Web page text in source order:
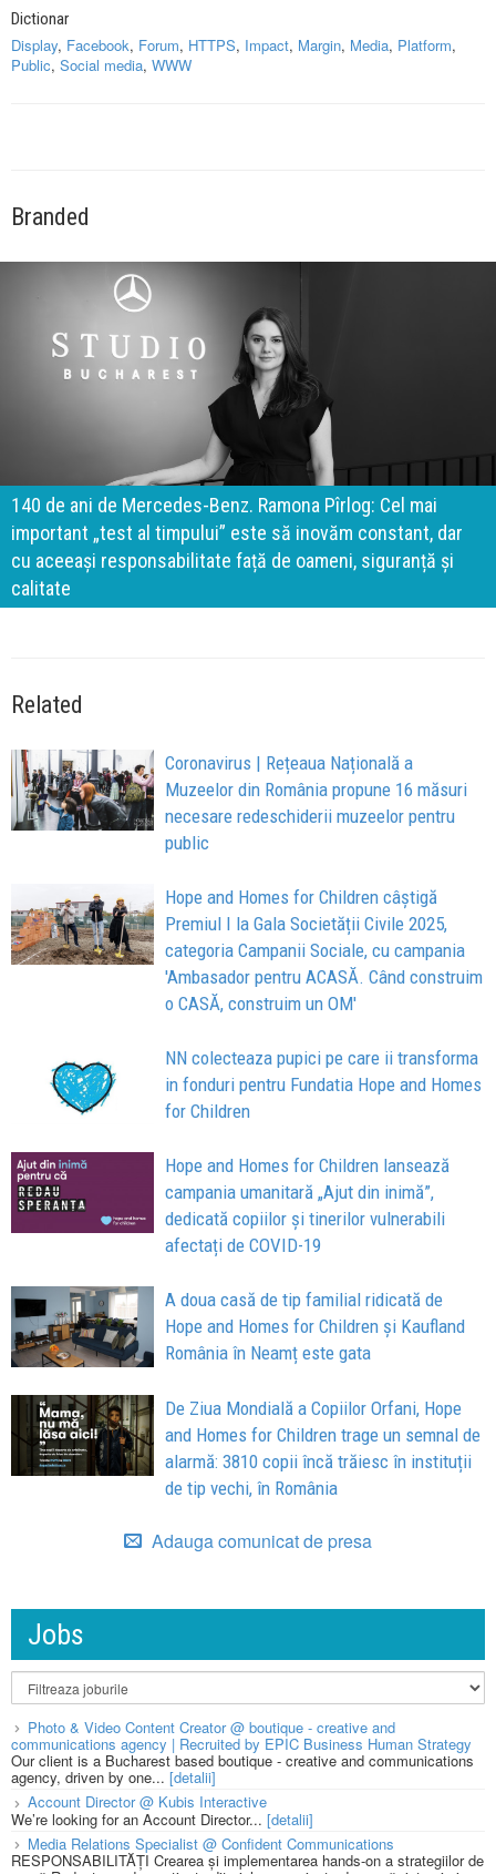
Dictionar
Display, Facebook, Forum, HTTPS, Impact, Margin, Media, Platform,
Public, Social media, WWW
Branded
140 de ani de Mercedes-Benz. Ramona Pîrlog: Cel mai
important „test al timpului” este să inovăm constant, dar
cu aceeași responsabilitate față de oameni, siguranță și
calitate
Related
Coronavirus | Rețeaua Națională a
Muzeelor din România propune 16 măsuri
necesare redeschiderii muzeelor pentru
public
Hope and Homes for Children câștigă
Premiul I la Gala Societății Civile 2025,
categoria Campanii Sociale, cu campania
'Ambasador pentru ACASĂ. Când construim
o CASĂ, construim un OM'
NN colecteaza pupici pe care ii transforma
in fonduri pentru Fundatia Hope and Homes
for Children
Hope and Homes for Children lansează
campania umanitară „Ajut din inimă”,
dedicată copiilor și tinerilor vulnerabili
afectați de COVID-19
A doua casă de tip familial ridicată de
Hope and Homes for Children și Kaufland
România în Neamț este gata
De Ziua Mondială a Copiilor Orfani, Hope
and Homes for Children trage un semnal de
alarmă: 3810 copii încă trăiesc în instituții
de tip vechi, în România
Adauga comunicat de presa
Jobs
Photo & Video Content Creator @ boutique - creative and
communications agency | Recruited by EPIC Business Human Strategy
Our client is a Bucharest based boutique - creative and communications
agency, driven by one... [detalii]
Account Director @ Kubis Interactive
We’re looking for an Account Director... [detalii]
Media Relations Specialist @ Confident Communications
RESPONSABILITĂȚI Crearea și implementarea hands-on a strategiilor de